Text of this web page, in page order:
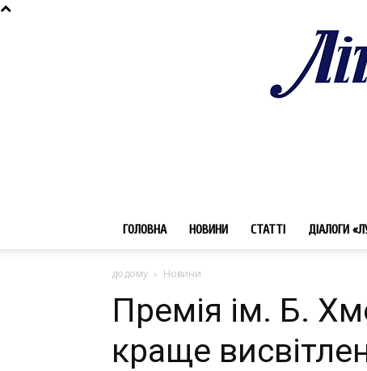
ГОЛОВНА НОВИНИ СТАТТІ ДІАЛОГИ
додому Новини
Премія ім. Б.
краще